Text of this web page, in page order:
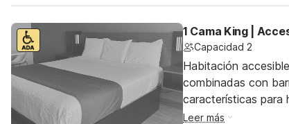
1 Cama King |
Capacidad 2
Habitación
combinadas con
características para
Leer más